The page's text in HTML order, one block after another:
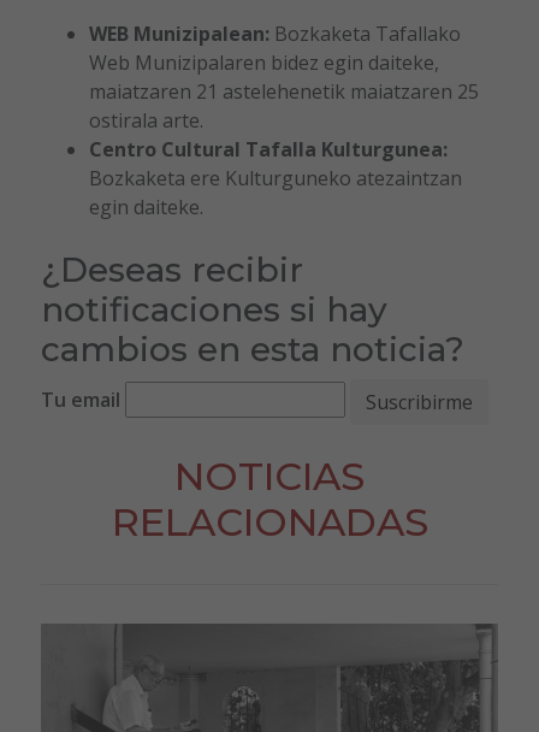
WEB Munizipalean: Bozkaketa Tafallako
Web Munizipalaren bidez egin daiteke,
maiatzaren 21 astelehenetik maiatzaren 25
ostirala arte.
Centro Cultural Tafalla Kulturgunea:
Bozkaketa ere Kulturguneko atezaintzan
egin daiteke.
¿Deseas recibir
notificaciones si hay
cambios en esta noticia?
Tu email
NOTICIAS
RELACIONADAS